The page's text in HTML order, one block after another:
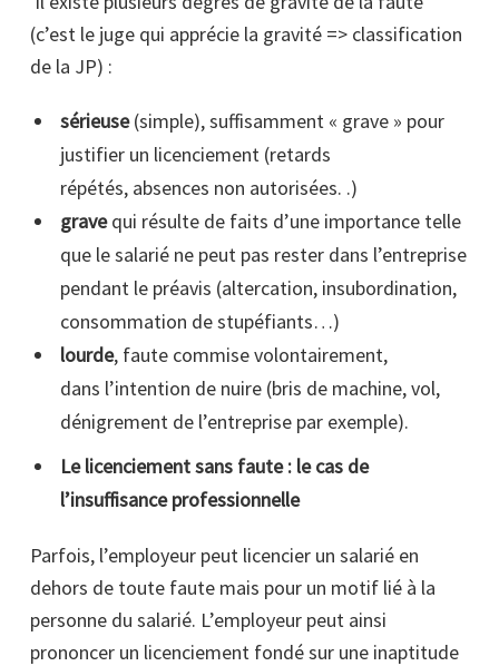
(c’est le juge qui apprécie la gravité => classification
de la JP) :
sérieuse(simple), suffisamment « grave » pour
justifier un licenciement (retards
répétés, absences non autorisées. .)
gravequi résulte de faits d’une importance telle
que le salarié ne peut pas rester dans l’entreprise
pendant le préavis (altercation, insubordination,
consommation de stupéfiants…)
lourde, faute commise volontairement,
dans l’intention de nuire (bris de machine, vol,
dénigrement de l’entreprise par exemple).
Le licenciement sans faute : le cas de
l’insuffisance professionnelle
Parfois, l’employeur peut licencier un salarié en
dehors de toute faute mais pour un motif lié à la
personne du salarié. L’employeur peut ainsi
prononcer un licenciement fondé sur une inaptitude